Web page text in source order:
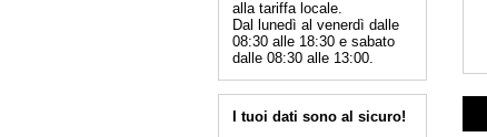
alla tariffa locale.
Dal lunedì al venerdì dalle
08:30 alle 18:30 e sabato
dalle 08:30 alle 13:00.
I tuoi dati sono al sicuro!